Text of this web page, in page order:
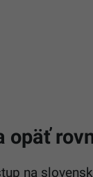
opäť
na